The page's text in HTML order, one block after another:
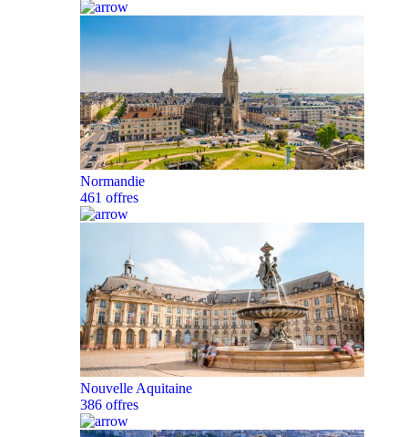
Normandie
461 offres
Nouvelle Aquitaine
386 offres